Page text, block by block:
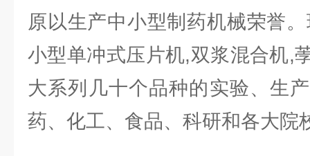
原以生产中小型制药机械荣誉
小型单冲式压片机,双浆混合机,
大系列几十个品种的实验、生
药、化工、食品、科研和各大院